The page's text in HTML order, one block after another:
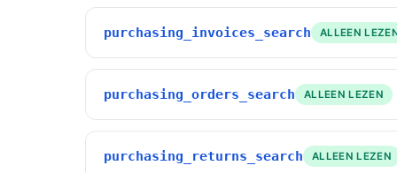
purchasing_invoices_search ALLEEN
purchasing_orders_search ALLEEN LEZEN
purchasing_returns_search ALLEEN LEZEN